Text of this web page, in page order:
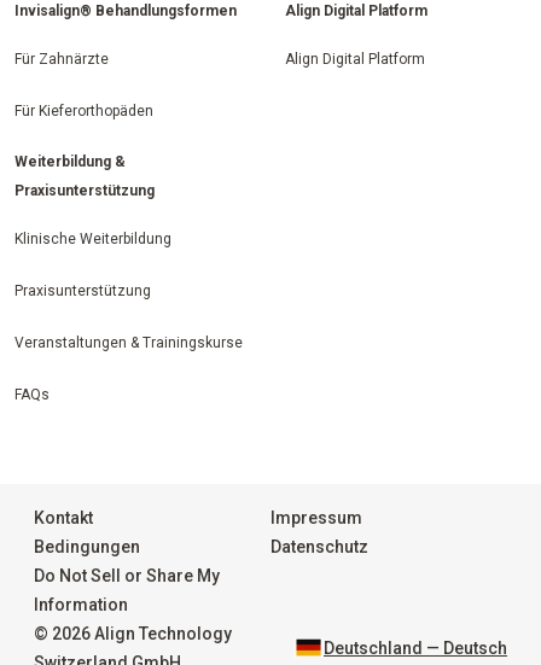
Invisalign® Behandlungsformen
Für Zahnärzte
Für Kieferorthopäden
Align Digital Platform
Align Digital Platform
Weiterbildung &
Praxisunterstützung
Klinische Weiterbildung
Praxisunterstützung
Veranstaltungen & Trainingskurse
FAQs
© 2026 Align Technology
Kontakt
Impressum
Bedingungen
Datenschutz
Do Not Sell or Share My
Information
Deutschland — Deutsch